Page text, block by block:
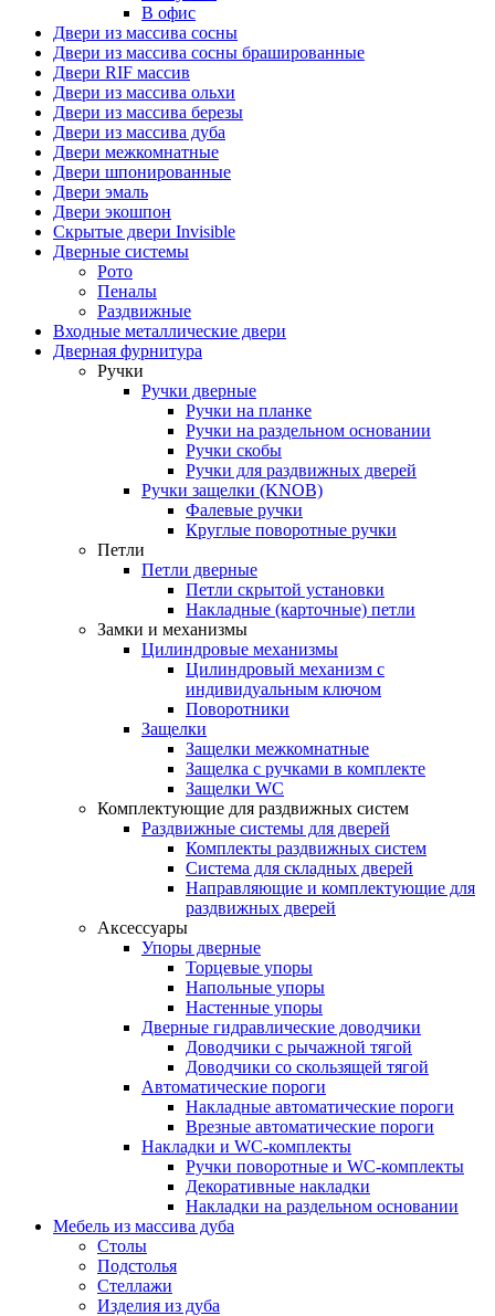
В офис
Двери из массива сосны
Двери из массива сосны брашированные
Двери RIF массив
Двери из массива ольхи
Двери из массива березы
Двери из массива дуба
Двери межкомнатные
Двери шпонированные
Двери эмаль
Двери экошпон
Скрытые двери Invisible
Дверные системы
Рото
Пеналы
Раздвижные
Входные металлические двери
Дверная фурнитура
Ручки
Ручки дверные
Ручки на планке
Ручки на раздельном основании
Ручки скобы
Ручки для раздвижных дверей
Ручки защелки (KNOB)
Фалевые ручки
Круглые поворотные ручки
Петли
Петли дверные
Петли скрытой установки
Накладные (карточные) петли
Замки и механизмы
Цилиндровые механизмы
Цилиндровый механизм с
индивидуальным ключом
Поворотники
Защелки
Защелки межкомнатные
Защелка с ручками в комплекте
Защелки WC
Комплектующие для раздвижных систем
Раздвижные системы для дверей
Комплекты раздвижных систем
Система для складных дверей
Направляющие и комплектующие для
раздвижных дверей
Аксессуары
Упоры дверные
Торцевые упоры
Напольные упоры
Настенные упоры
Дверные гидравлические доводчики
Доводчики с рычажной тягой
Доводчики со скользящей тягой
Автоматические пороги
Накладные автоматические пороги
Врезные автоматические пороги
Накладки и WC-комплекты
Ручки поворотные и WC-комплекты
Декоративные накладки
Накладки на раздельном основании
Мебель из массива дуба
Столы
Подстолья
Стеллажи
Изделия из дуба